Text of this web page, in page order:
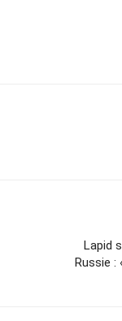
Lapid
Russie :